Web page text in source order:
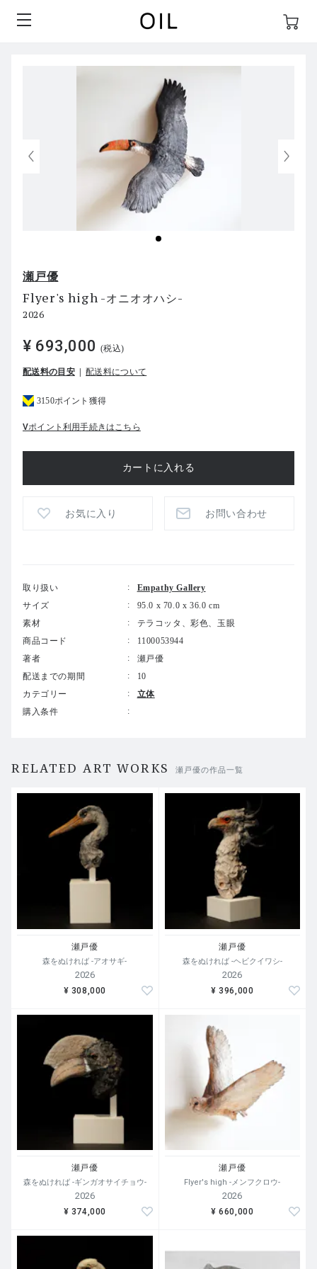
瀬戸優
Flyer's high -オニオオハシ-
2026
¥ 693,000 (税込)
配送料の目安 配送料について
3150ポイント獲得
Vポイント利用手続きはこちら
お気に入り お問い合わせ
取り扱い
Empathy Gallery
サイズ
95.0 x 70.0 x 36.0 cm
素材
テラコッタ、彩色、玉眼
商品コード
1100053944
著者
瀬戸優
配送までの期間
10
カテゴリー
立体
購入条件
RELATED ART WORKS 瀬戸優の作品一覧
瀬戸優
森をぬければ -アオサギ-
2026
¥ 308,000
瀬戸優
森をぬければ -ヘビクイワシ-
2026
¥ 396,000
瀬戸優
森をぬければ -ギンガオサイチョウ-
2026
¥ 374,000
瀬戸優
Flyer's high -メンフクロウ-
2026
¥ 660,000